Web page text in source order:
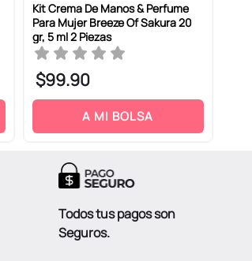
Kit Crema De Manos & Perfume
Para Mujer Breeze Of Sakura 20
gr, 5 ml 2 Piezas
$99.90
A MI BOLSA
Todos tus pagos son
Seguros.